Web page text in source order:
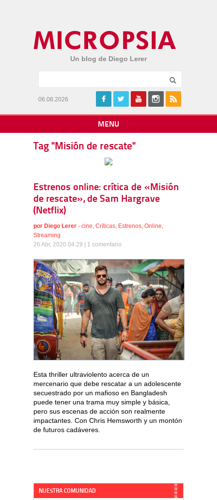
Un blog de Diego Lerer
06.08.2026
MENU
Tag "Misión de rescate"
Estrenos online: crítica de «Misión
de rescate», de Sam Hargrave
(Netflix)
por Diego Lerer - cine, Críticas, Estrenos, Online,
Streaming
26 Abr, 2020 04:29 | 1 comentario
Esta thriller ultraviolento acerca de un
mercenario que debe rescatar a un adolescente
secuestrado por un mafioso en Bangladesh
puede tener una trama muy simple y básica,
pero sus escenas de acción son realmente
impactantes. Con Chris Hemsworth y un montón
de futuros cadáveres.
NUESTRA COMUNIDAD